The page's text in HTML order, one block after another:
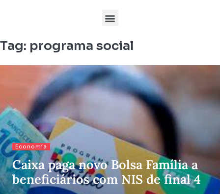
Tag: programa social
Economia
Caixa paga novo Bolsa Família a
beneficiários com NIS de final 4